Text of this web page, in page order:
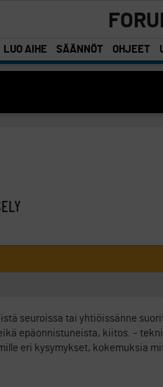
LUO AIHE SÄÄNNÖT OHJEET
seuroissa tai yhtiöissänne
epäonnistuneista, kiitos. –
eri kysymykset, kokemuksia